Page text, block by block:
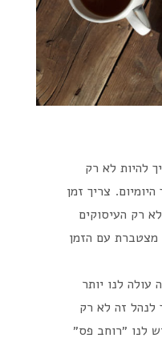
להיות לא רק
צריך זמן
רק העיסוקים
מצטברת עם הזמן
לנו יותר
לנהל זה לא רק
לנו ״רוחב פס״